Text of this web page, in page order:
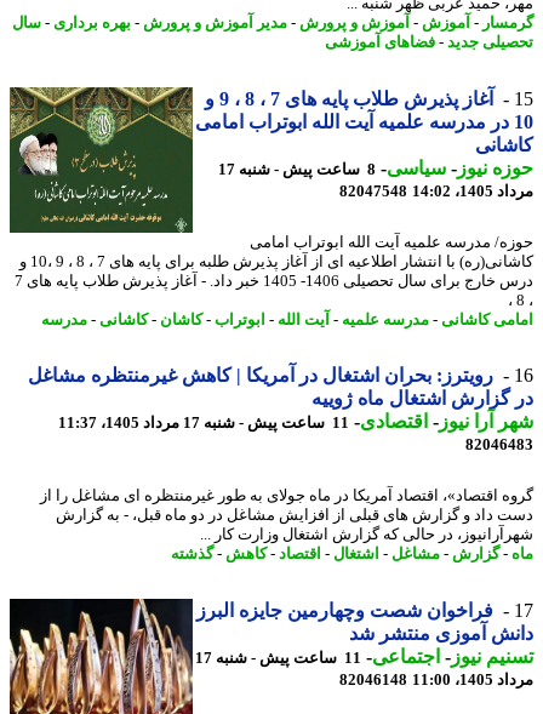
حمید عربی ظهر شنبه ...
-آموزش-آموزش و پرورش-مدیر آموزش و پرورش-بهره برداری- سال
جدید-فضاهای آموزشی
آغاز پذیرش طلاب پایه های 7 ، 8 ، 9 و
10 در مدرسه علمیه آیت الله ابوتراب امامی
نیوز-سیاسی-
8 ساعت پیش - شنبه 17
14:02
82047548
مدرسه علمیه آیت الله ابوتراب امامی
کاشانی(ره) با انتشار اطلاعیه ای از آغاز پذیرش طلبه برای پایه های 7 ، 8 ، 9 ،10 و
درس خارج برای سال تحصیلی 1406- 1405 خبر داد. - آغاز پذیرش طلاب پایه های 7
کاشانی-مدرسه علمیه-آیت الله-ابوتراب- کاشان-کاشانی-مدرسه
رویترز: بحران اشتغال در آمریکا | کاهش غیرمنتظره مشاغل
گزارش اشتغال ماه ژوییه
آرا نیوز-اقتصادی-11 ساعت پیش - شنبه 17 مرداد 1405، 11:37
اقتصاد»، اقتصاد آمریکا در ماه جولای به طور غیرمنتظره ای مشاغل را از
داد و گزارش های قبلی از افزایش مشاغل در دو ماه قبل، - به گزارش
در حالی که گزارش اشتغال وزارت کار ...
-گزارش -مشاغل-اشتغال-اقتصاد-کاهش-گذشته
فراخوان شصت وچهارمین جایزه البرز
آموزی منتشر شد
نیوز-اجتماعی-
11 ساعت پیش - شنبه 17
11:00
82046148